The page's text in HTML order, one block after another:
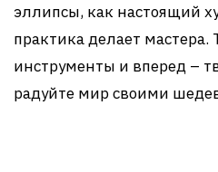
эллипсы, как настоящий
практика делает мастера.
инструменты и вперед –
радуйте мир своими